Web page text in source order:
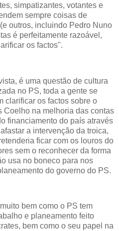
simpatizantes, votantes e
sempre coisas de
outros, incluindo Pedro Nuno
é perfeitamente razoável,
os factos".
é uma questão de cultura
no PS, toda a gente se
clarificar os factos sobre o
Coelho na melhoria das contas
financiamento do país através
a intervenção da troica,
ficar com os louros do
sem o reconhecer da forma
usa no boneco para nos
do governo do PS.
bem como o PS tem
e planeamento feito
bem como o seu papel na